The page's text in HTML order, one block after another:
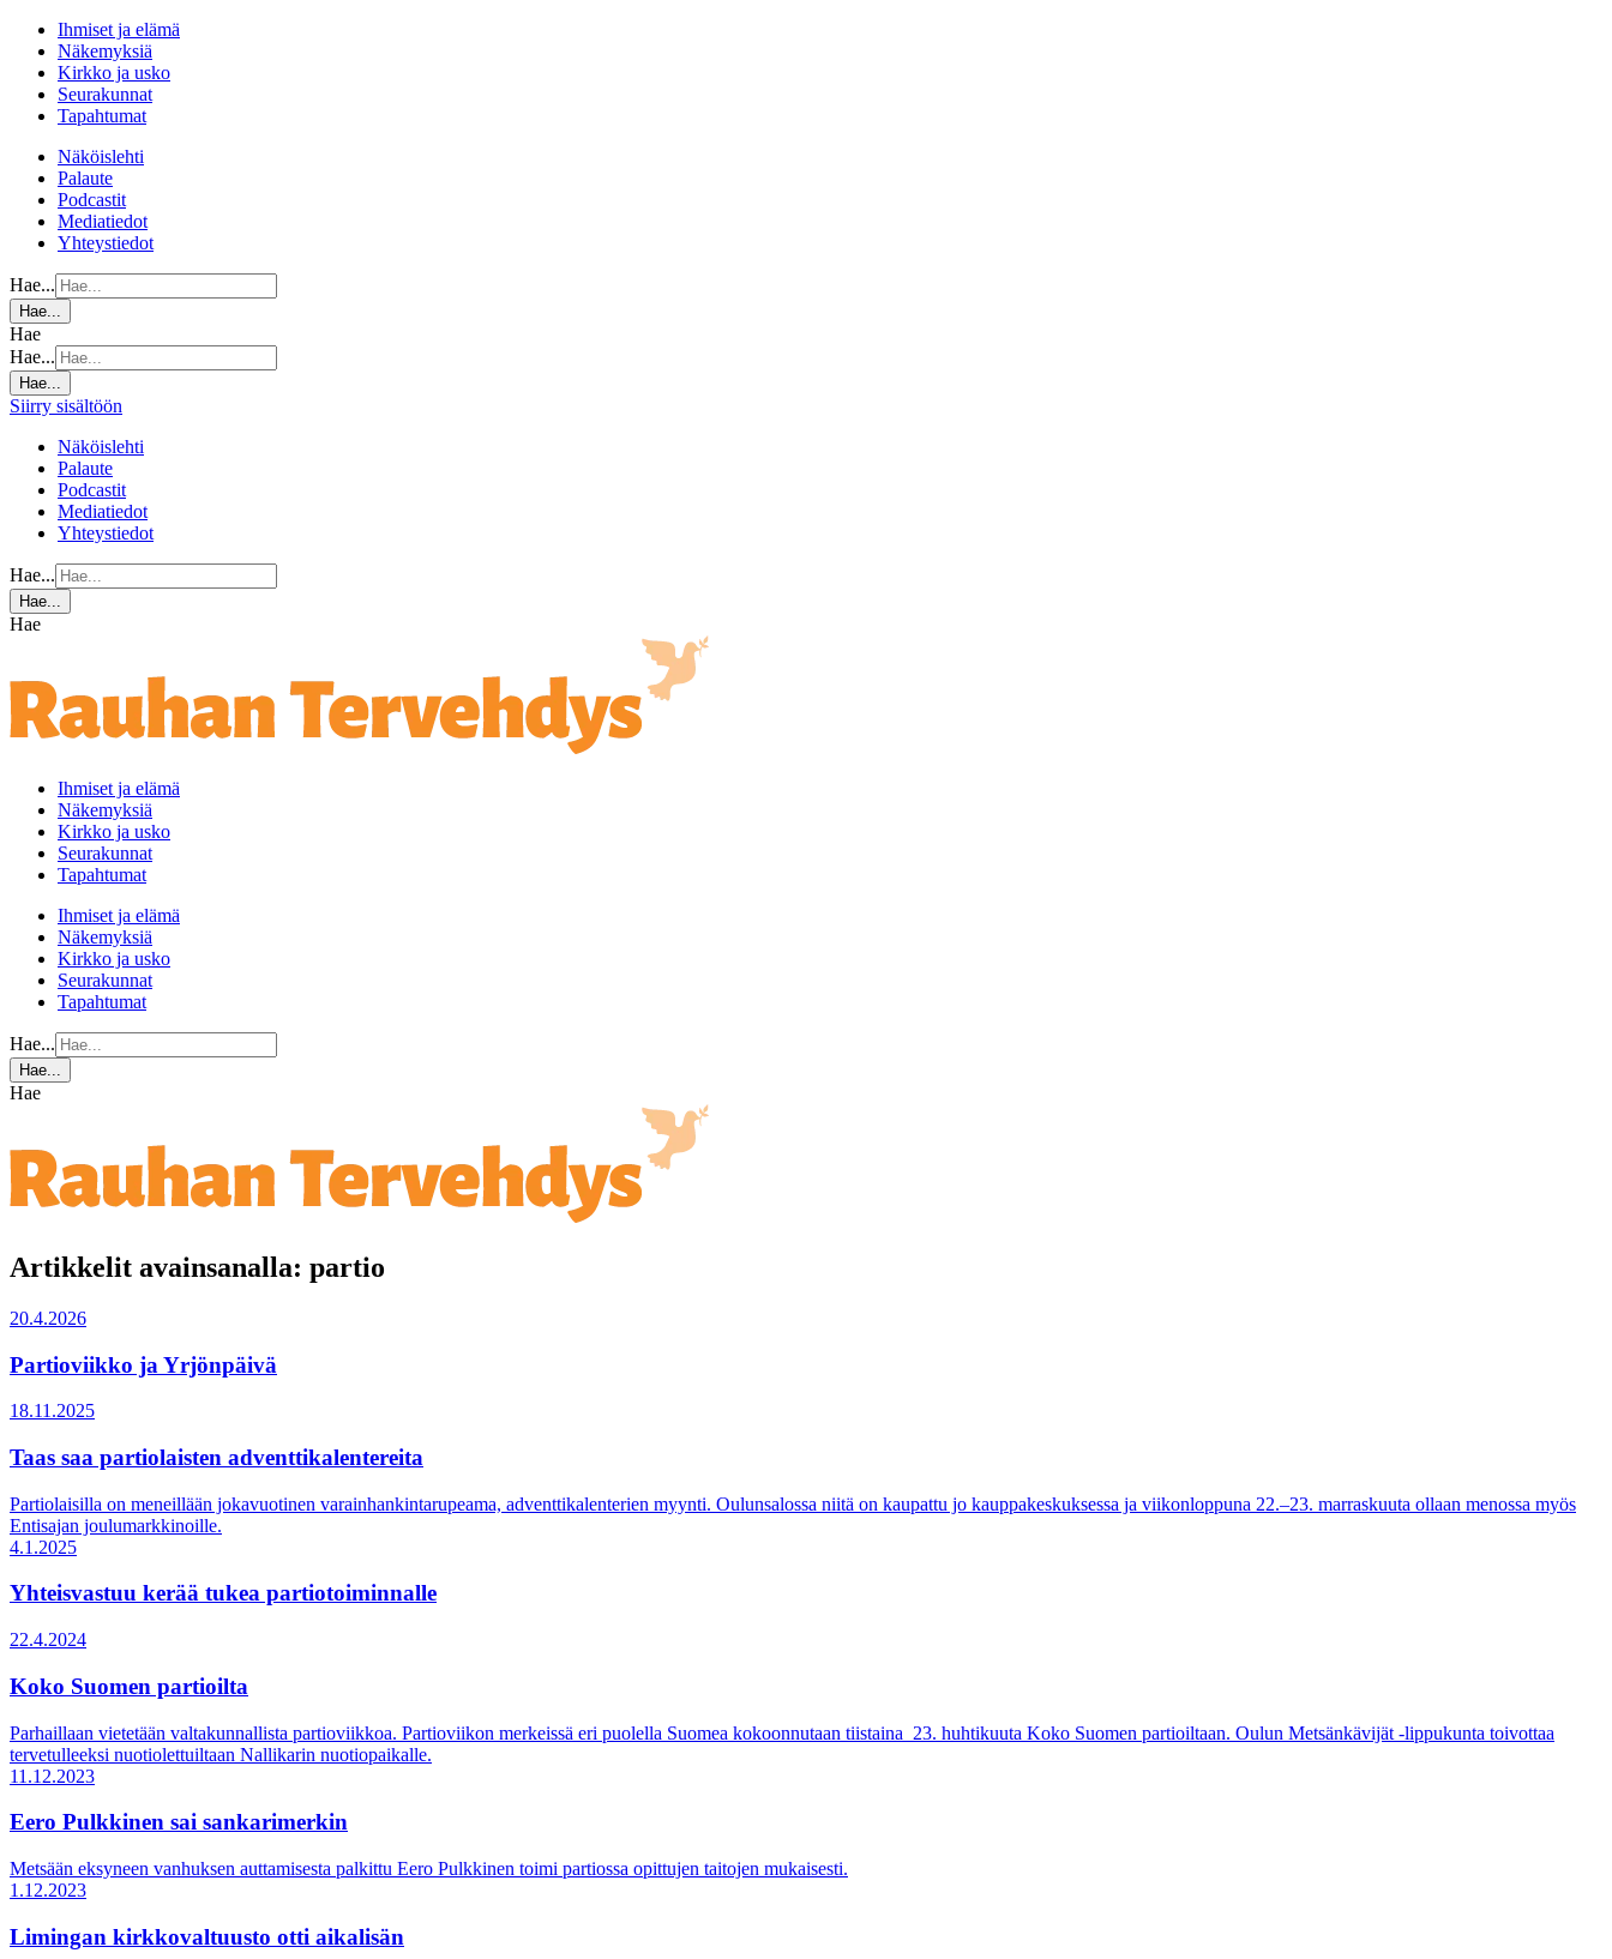
Ihmiset ja elämä
Näkemyksiä
Kirkko ja usko
Seurakunnat
Tapahtumat
Näköislehti
Palaute
Podcastit
Mediatiedot
Yhteystiedot
Hae...
Hae...
Hae
Hae...
Hae...
Siirry sisältöön
Näköislehti
Palaute
Podcastit
Mediatiedot
Yhteystiedot
Hae...
Hae...
Hae
Ihmiset ja elämä
Näkemyksiä
Kirkko ja usko
Seurakunnat
Tapahtumat
Ihmiset ja elämä
Näkemyksiä
Kirkko ja usko
Seurakunnat
Tapahtumat
Hae...
Hae...
Hae
Artikkelit avainsanalla: partio
20.4.2026
Partioviikko ja Yrjönpäivä
18.11.2025
Taas saa partiolaisten adventtikalentereita
Partiolaisilla on meneillään jokavuotinen varainhankintarupeama, adventtikalenterien myynti. Oulunsalossa niitä on kaupattu jo kauppakeskuksessa ja viikonloppuna 22.–23. marraskuuta ollaan menossa myös
Entisajan joulumarkkinoille.
4.1.2025
Yhteisvastuu kerää tukea partiotoiminnalle
22.4.2024
Koko Suomen partioilta
Parhaillaan vietetään valtakunnallista partioviikkoa. Partioviikon merkeissä eri puolella Suomea kokoonnutaan tiistaina 23. huhtikuuta Koko Suomen partioiltaan. Oulun Metsänkävijät -lippukunta toivottaa
tervetulleeksi nuotiolettuiltaan Nallikarin nuotiopaikalle.
11.12.2023
Eero Pulkkinen sai sankarimerkin
Metsään eksyneen vanhuksen auttamisesta palkittu Eero Pulkkinen toimi partiossa opittujen taitojen mukaisesti.
1.12.2023
Limingan kirkkovaltuusto otti aikalisän